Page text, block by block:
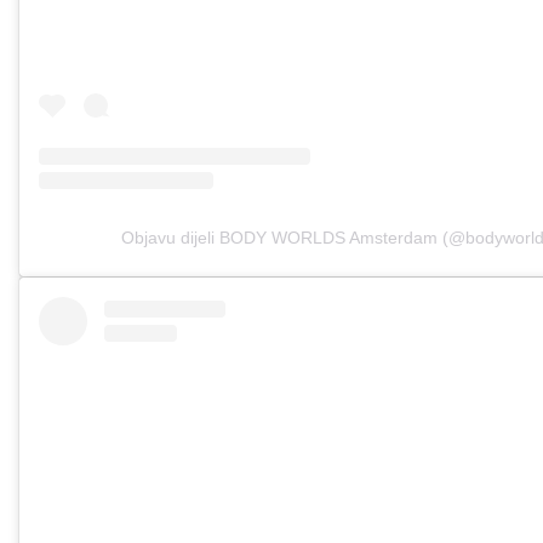
Objavu dijeli BODY WORLDS Amsterdam